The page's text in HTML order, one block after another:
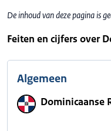
De inhoud van deze pagina is
Feiten en cijfers over
Algemeen
Dominicaanse